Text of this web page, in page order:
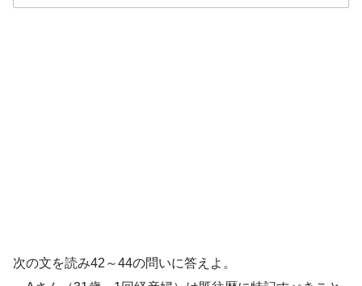
次の文を読み42～44の問いに答えよ。